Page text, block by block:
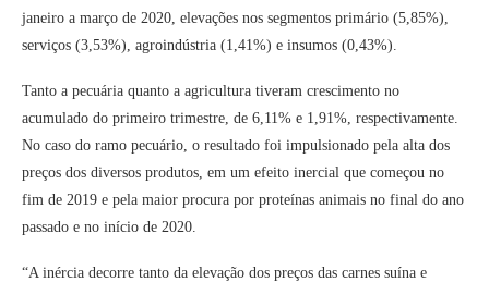
janeiro a março de 2020, elevações nos segmentos primário (5,85%),
serviços (3,53%), agroindústria (1,41%) e insumos (0,43%).
Tanto a pecuária quanto a agricultura tiveram crescimento no
acumulado do primeiro trimestre, de 6,11% e 1,91%, respectivamente.
No caso do ramo pecuário, o resultado foi impulsionado pela alta dos
preços dos diversos produtos, em um efeito inercial que começou no
fim de 2019 e pela maior procura por proteínas animais no final do ano
passado e no início de 2020.
“A inércia decorre tanto da elevação dos preços das carnes suína e